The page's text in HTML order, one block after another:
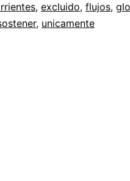
, excluido, flujos,
, unicamente